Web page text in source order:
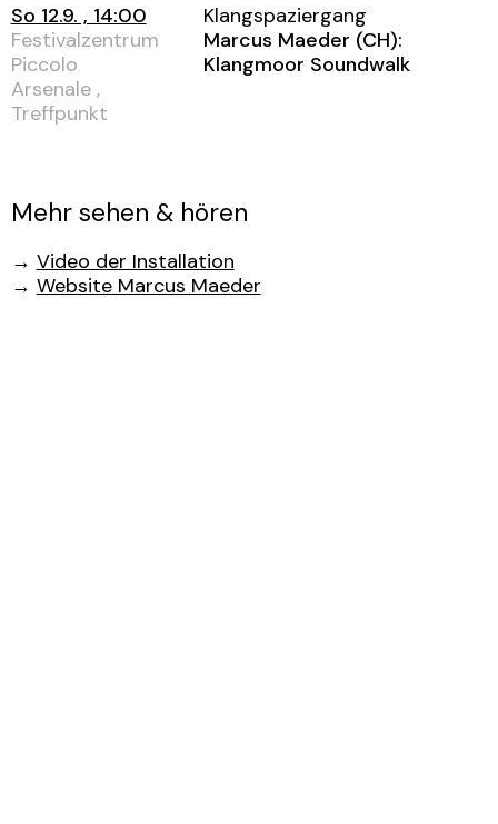
So 12.9. , 14:00
Festivalzentrum
Piccolo
Arsenale ,
Treffpunkt
Klangspaziergang
Marcus Maeder (CH):
Klangmoor Soundwalk
Mehr sehen & hören
→ Video der Installation
→ Website Marcus Maeder